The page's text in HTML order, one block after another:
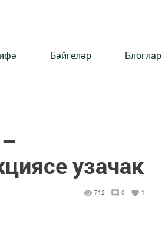
Бәйгеләр Блоглар
узачак
712 0 1